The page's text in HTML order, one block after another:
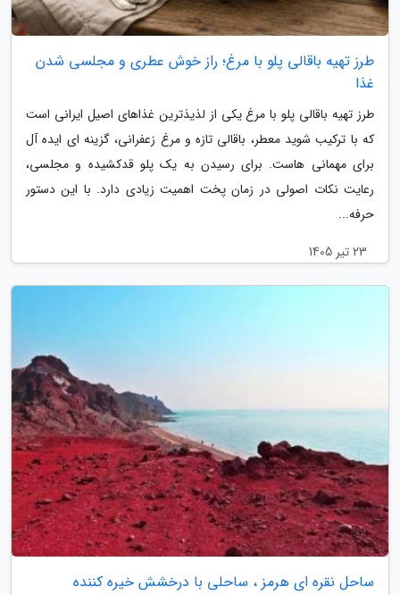
طرز تهیه باقالی پلو با مرغ؛ راز خوش عطری و مجلسی شدن
غذا
طرز تهیه باقالی پلو با مرغ یکی از لذیذترین غذاهای اصیل ایرانی است
که با ترکیب شوید معطر، باقالی تازه و مرغ زعفرانی، گزینه ای ایده آل
برای مهمانی هاست. برای رسیدن به یک پلو قدکشیده و مجلسی،
رعایت نکات اصولی در زمان پخت اهمیت زیادی دارد. با این دستور
حرفه...
23 تیر 1405
ساحل نقره ای هرمز ، ساحلی با درخشش خیره کننده